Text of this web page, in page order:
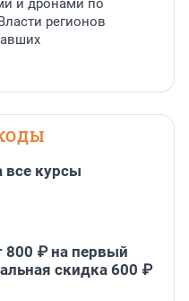
и дронами по
регионов
все курсы
800 ₽ на первый
скидка 600 ₽